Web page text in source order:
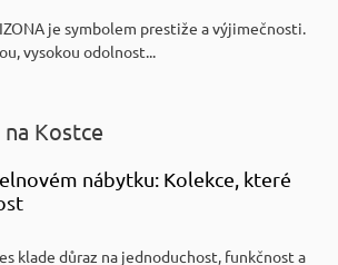
je symbolem prestiže a výjimečnosti.
vysokou odolnost...
Kostce
nábytku: Kolekce, které
klade důraz na jednoduchost, funkčnost a